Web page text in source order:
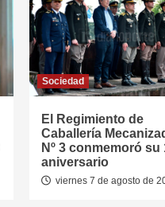
Sociedad
El Regimiento de
Caballería
Nº 3 conmemoró su
aniversario
viernes 7 de agosto de